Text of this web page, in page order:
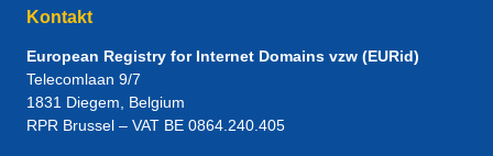
Kontakt
European Registry for Internet Domains vzw (EURid)
Telecomlaan 9/7
1831 Diegem, Belgium
RPR Brussel – VAT BE 0864.240.405